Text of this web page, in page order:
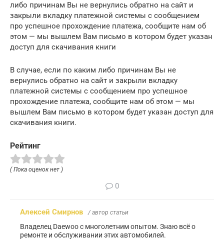
либо причинам Вы не вернулись обратно на сайт и
закрыли вкладку платежной системы с сообщением
про успешное прохождение платежа, сообщите нам об
этом — мы вышлем Вам письмо в котором будет указан
доступ для скачивания книги
В случае, если по каким либо причинам Вы не
вернулись обратно на сайт и закрыли вкладку
платежной системы с сообщением про успешное
прохождение платежа, сообщите нам об этом — мы
вышлем Вам письмо в котором будет указан доступ для
скачивания книги.
Рейтинг
( Пока оценок нет )
0
Алексей Смирнов / автор статьи
Владелец Daewoo с многолетним опытом. Знаю всё о
ремонте и обслуживании этих автомобилей.